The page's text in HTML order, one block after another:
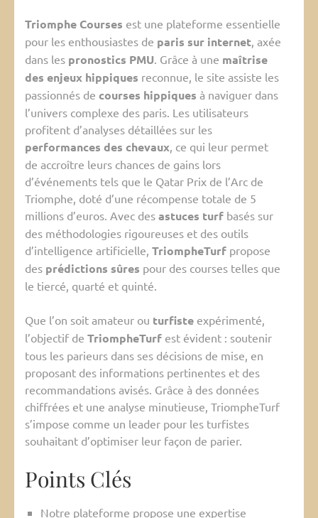
Triomphe Courses est une plateforme essentielle
pour les enthousiastes de paris sur internet, axée
dans les pronostics PMU. Grâce à une maîtrise
des enjeux hippiques reconnue, le site assiste les
passionnés de courses hippiques à naviguer dans
l’univers complexe des paris. Les utilisateurs
profitent d’analyses détaillées sur les
performances des chevaux, ce qui leur permet
de accroître leurs chances de gains lors
d’événements tels que le Qatar Prix de l’Arc de
Triomphe, doté d’une récompense totale de 5
millions d’euros. Avec des astuces turf basés sur
des méthodologies rigoureuses et des outils
d’intelligence artificielle, TriompheTurf propose
des prédictions sûres pour des courses telles que
le tiercé, quarté et quinté.
Que l’on soit amateur ou turfiste expérimenté,
l’objectif de TriompheTurf est évident : soutenir
tous les parieurs dans ses décisions de mise, en
proposant des informations pertinentes et des
recommandations avisés. Grâce à des données
chiffrées et une analyse minutieuse, TriompheTurf
s’impose comme un leader pour les turfistes
souhaitant d’optimiser leur façon de parier.
Points Clés
Notre plateforme propose une expertise